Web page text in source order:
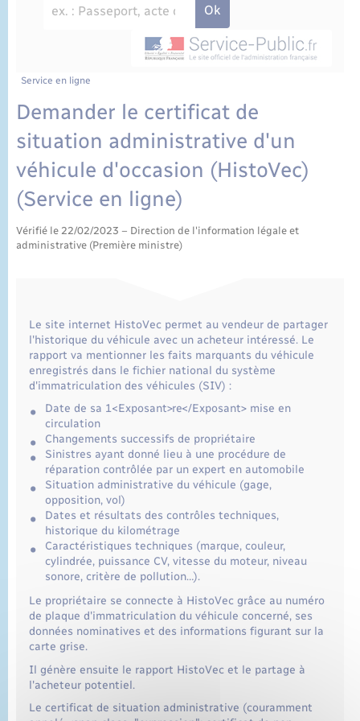
État civil
Cimetière communal
Service en ligne
Demander le certificat de
situation administrative d'un
véhicule d'occasion (HistoVec)
(Service en ligne)
Vérifié le 22/02/2023 – Direction de l'information légale et
administrative (Première ministre)
Le site internet HistoVec permet au vendeur de partager
l'historique du véhicule avec un acheteur intéressé. Le
rapport va mentionner les faits marquants du véhicule
enregistrés dans le fichier national du système
d'immatriculation des véhicules (SIV) :
Date de sa 1<Exposant>re</Exposant> mise en
circulation
Changements successifs de propriétaire
Sinistres ayant donné lieu à une procédure de
réparation contrôlée par un expert en automobile
Situation administrative du véhicule (gage,
opposition, vol)
Dates et résultats des contrôles techniques,
historique du kilométrage
Caractéristiques techniques (marque, couleur,
cylindrée, puissance CV, vitesse du moteur, niveau
sonore, critère de pollution…).
Le propriétaire se connecte à HistoVec grâce au numéro
de plaque d'immatriculation du véhicule concerné, ses
données nominatives et des informations figurant sur la
carte grise.
Il génère ensuite le rapport HistoVec et le partage à
l'acheteur potentiel.
Le certificat de situation administrative (couramment